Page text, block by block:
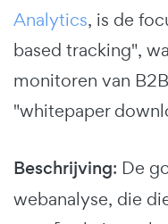
Analytics, is de
based tracking",
monitoren van
"whitepaper
Beschrijving: De
webanalyse, die